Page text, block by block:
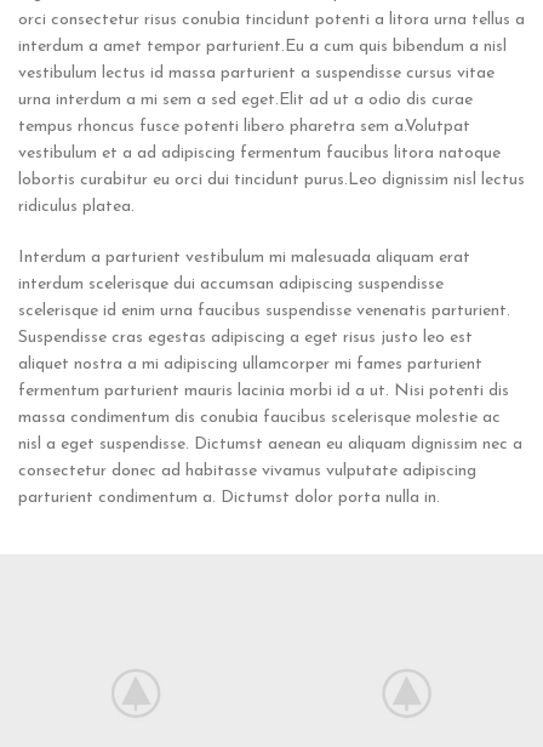
orci consectetur risus conubia tincidunt potenti a litora urna tellus a
interdum a amet tempor parturient.Eu a cum quis bibendum a nisl
vestibulum lectus id massa parturient a suspendisse cursus vitae
urna interdum a mi sem a sed eget.Elit ad ut a odio dis curae
tempus rhoncus fusce potenti libero pharetra sem a.Volutpat
vestibulum et a ad adipiscing fermentum faucibus litora natoque
lobortis curabitur eu orci dui tincidunt purus.Leo dignissim nisl lectus
ridiculus platea.
Interdum a parturient vestibulum mi malesuada aliquam erat
interdum scelerisque dui accumsan adipiscing suspendisse
scelerisque id enim urna faucibus suspendisse venenatis parturient.
Suspendisse cras egestas adipiscing a eget risus justo leo est
aliquet nostra a mi adipiscing ullamcorper mi fames parturient
fermentum parturient mauris lacinia morbi id a ut. Nisi potenti dis
massa condimentum dis conubia faucibus scelerisque molestie ac
nisl a eget suspendisse. Dictumst aenean eu aliquam dignissim nec a
consectetur donec ad habitasse vivamus vulputate adipiscing
parturient condimentum a. Dictumst dolor porta nulla in.